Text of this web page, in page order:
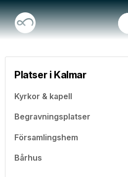
Platser i Kalmar
Kyrkor & kapell
Begravningsplatser
Församlingshem
Bårhus